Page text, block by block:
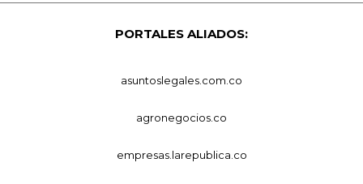
PORTALES ALIADOS:
asuntoslegales.com.co
agronegocios.co
empresas.larepublica.co